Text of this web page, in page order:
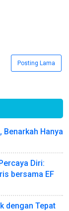
Posting Lama
Benarkah Hanya
Diri:
bersama EF
dengan Tepat